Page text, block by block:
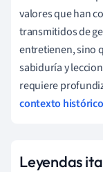
valores que han
transmitidos de
entretienen, sino
sabiduría y
requiere
contexto histórico
Leyendas